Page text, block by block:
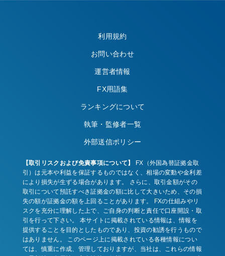
利用規約
お問い合わせ
運営者情報
FX用語集
ランキングについて
執筆・監修者一覧
外部送信ポリシー
【取引リスクおよび免責事項について】
FX（外国為替証拠金取
引）は元本や利益を保証するものではなく、相場の変動や金利差
により損失が生ずる場合があります。 さらに、取引金額がその
取引について預託すべき証拠金の額に比して大きいため、その損
失の額が証拠金の額を上回ることがあります。 FXの仕組みやリ
スクを充分に理解した上で、ご自身の判断と責任で口座開設・取
引を行って下さい。 本サイトに掲載されている情報は、情報を
提供することを目的としたものであり、投資の勧誘を行うもので
はありません。 このページ上に掲載されている各種情報につい
ては、慎重に作成、管理しておりますが、当社は、これらの情報